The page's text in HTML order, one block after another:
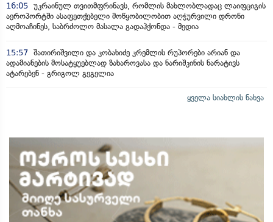
16:05 უკრაინულ თვითმფრინავს, რომლის მახლობლადაც ლაიფციგის
აეროპორტში ასაფეთქებელი მოწყობილობით აღჭურვილი დრონი
აღმოაჩინეს, საბრძოლო მასალა გადაჰქონდა - მედია
15:57 შათირიშვილი და კობახიძე კრემლის რუპორები არიან და
ადამიანების მოსატყუებლად ზახაროვასა და ნარიშკინის ნარატივს
ატარებენ - გრიგოლ გეგელია
ყველა სიახლის ნახვა